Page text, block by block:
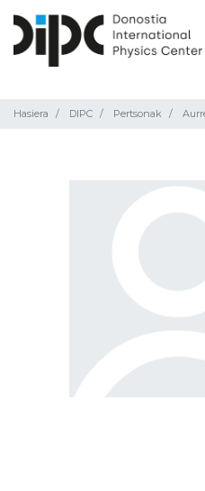
Hasiera DIPC Pertsonak